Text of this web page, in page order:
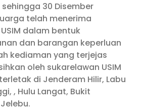
30 Disember
telah menerima
dalam bentuk
dan barangan keperluan
kediaman yang terjejas
oleh sukarelawan USIM
di Jenderam Hilir, Labu
, Hulu Langat, Bukit